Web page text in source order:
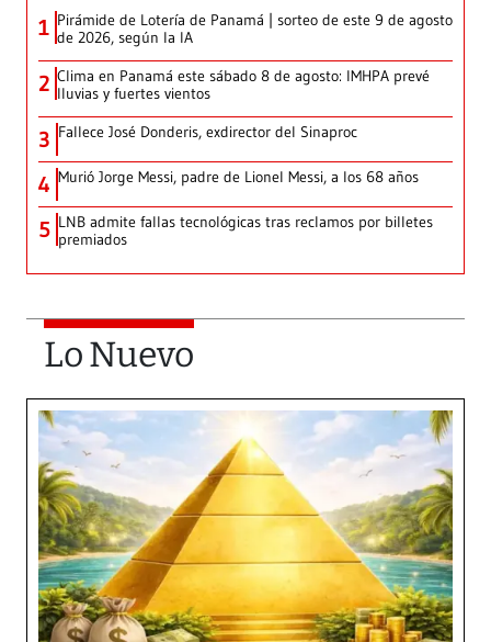
1 Pirámide de Lotería de Panamá | sorteo de este 9 de agosto
de 2026, según la IA
2 Clima en Panamá este sábado 8 de agosto: IMHPA prevé
lluvias y fuertes vientos
3 Fallece José Donderis, exdirector del Sinaproc
4 Murió Jorge Messi, padre de Lionel Messi, a los 68 años
5 LNB admite fallas tecnológicas tras reclamos por billetes
premiados
Lo Nuevo